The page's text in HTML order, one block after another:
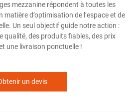
mezzanine répondent à toutes les
matière d’optimisation de l’espace et de
Un seul objectif guide notre action :
qualité, des produits fiables, des prix
une livraison ponctuelle !
un devis